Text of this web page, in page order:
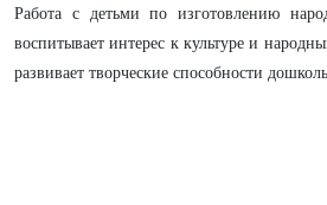
Работа с детьми по изготовлению
воспитывает интерес к культуре и
развивает творческие способности